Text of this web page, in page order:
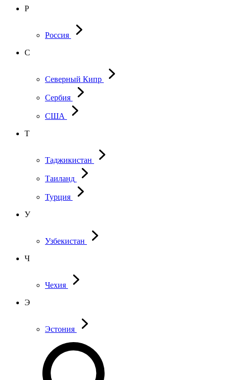
Р
Россия
С
Северный Кипр
Сербия
США
Т
Таджикистан
Таиланд
Турция
У
Узбекистан
Ч
Чехия
Э
Эстония